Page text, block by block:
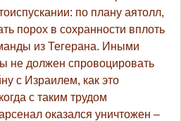
по плану аятолл,
порох в сохранности вплоть
из Тегерана. Иными
не должен спровоцировать
с Израилем, как это
с таким трудом
оказался уничтожен –